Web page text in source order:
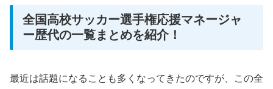
全国高校サッカー選手権応援マネージャ
ー歴代の一覧まとめを紹介！
最近は話題になることも多くなってきたのですが、この全